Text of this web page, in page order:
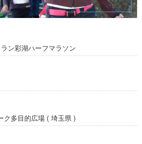
ン彩湖ハーフマラソン
ク多目的広場 ( 埼玉県 )